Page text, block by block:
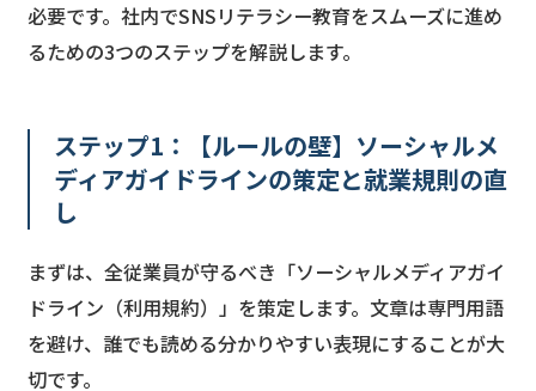
必要です。社内でSNSリテラシー教育をスムーズに進め
るための3つのステップを解説します。
ステップ1：【ルールの壁】ソーシャルメ
ディアガイドラインの策定と就業規則の直
し
まずは、全従業員が守るべき「ソーシャルメディアガイ
ドライン（利用規約）」を策定します。文章は専門用語
を避け、誰でも読める分かりやすい表現にすることが大
切です。